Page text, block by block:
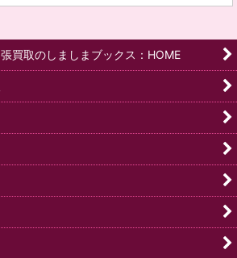
買取のしましまブックス：HOME